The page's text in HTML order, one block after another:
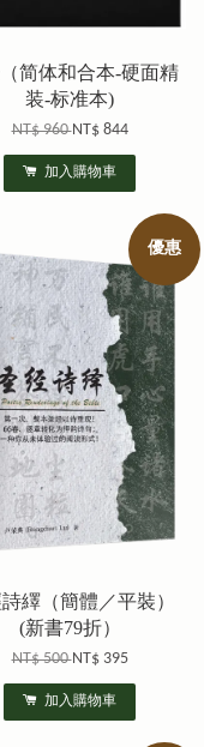
简体和合本-硬面精
装-标准本)
NT$ 960NT$ 844
加入購物車
優惠
繹（簡體／平裝）
(新書79折）
NT$ 500NT$ 395
加入購物車